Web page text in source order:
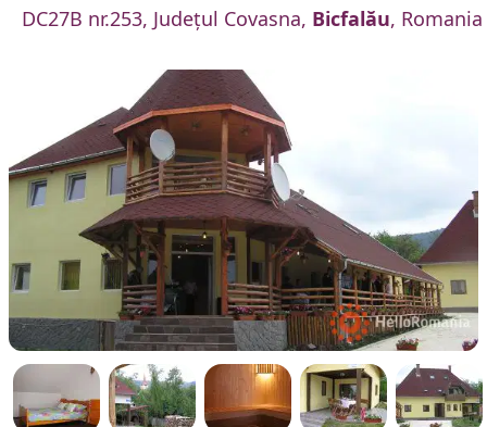
DC27B nr.253, Județul Covasna, Bicfalău, Romania